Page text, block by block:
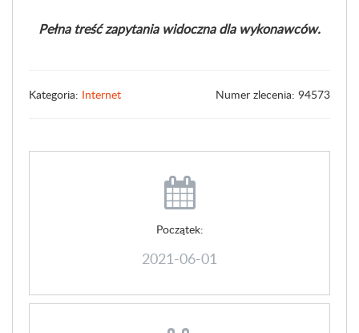
Pełna treść zapytania widoczna dla wykonawców.
Kategoria: Internet Numer zlecenia: 94573
Początek:
2021-06-01